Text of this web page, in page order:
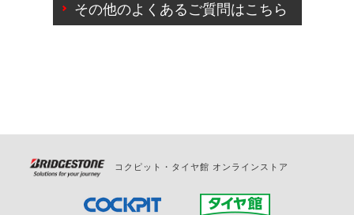
ご来店予約日の3営業日前を過ぎている場合のご予約
の日時変更につきましては、直接ご予約の店舗まで
その他のよくあるご質問はこちら
コクピット・タイヤ館 オンラインストア